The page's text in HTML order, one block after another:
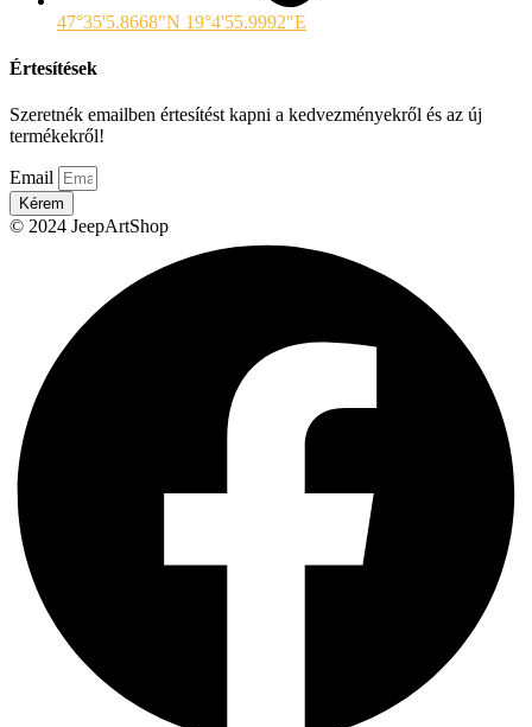
47°35'5.8668"N 19°4'55.9992"E
Értesítések
Szeretnék emailben értesítést kapni a kedvezményekről és az új
termékekről!
Email
Kérem
© 2024 JeepArtShop